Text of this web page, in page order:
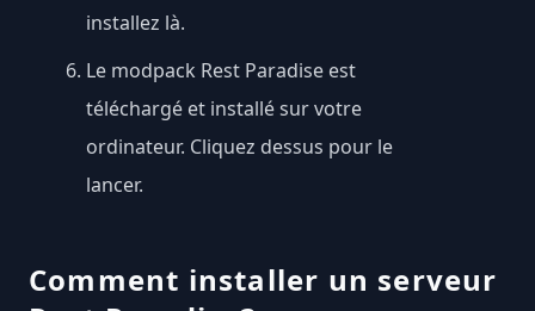
installez là.
Le modpack Rest Paradise est
téléchargé et installé sur votre
ordinateur. Cliquez dessus pour le
lancer.
Comment installer un serveur